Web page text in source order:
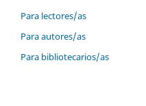
Para lectores/as
Para autores/as
Para bibliotecarios/as